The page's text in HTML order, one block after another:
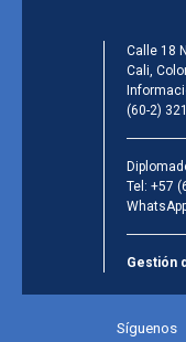
Calle 18
Cali,
(60-2)
Tel: +57
Gestión
Síguenos